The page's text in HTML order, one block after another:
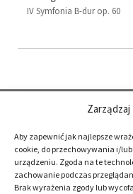
Aby zapewnić jak najlepsze
cookie, do przechowywania i/
urządzeniu. Zgoda na te
zachowanie podczas
Brak wyrażenia zgody lub
IV Symfonia B-dur op. 60